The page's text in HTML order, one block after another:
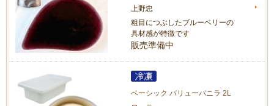
上野忠
粗目につぶしたブルーベリーの
具材感が特徴です
販売準備中
ベーシック バリューバニラ 2L